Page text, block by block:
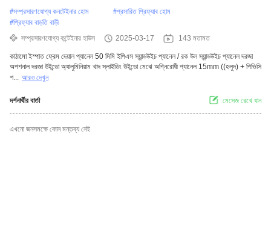
#সম্প্রসারণযোগ্য কনটেইনার হোম #প্রসারিত প্রিফ্যাব হোম
#প্রিফ্যাব বাড়তি বাড়ী
সম্প্রসারণযোগ্য কন্টেইনার হাউস
2025-03-17 143 মতামত
কাঠামো ইস্পাত ফ্রেম দেয়াল প্যানেল 50 মিমি ইপিএস স্যান্ডউইচ প্যানেল / রক উল স্যান্ডউইচ প্যানেল দরজা
অপশনাল দরজা উইন্ডো অ্যালুমিনিয়াম খাদ স্লাইডিং উইন্ডো মেঝে অগ্নিরোধী প্যানেল 15mm ((হলুদ) + পিভিসি
শ... আরও দেখুন
দর্শনার্থীর বার্তা মেসেজ রেখে যান
এখনো জনসমক্ষে কোন মন্তব্য নেই